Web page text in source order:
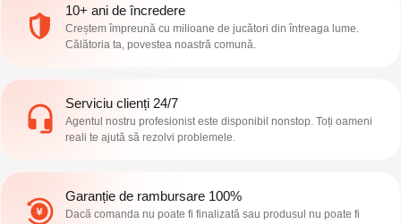
10+ ani de încredere
Creștem împreună cu milioane de jucători din întreaga lume.
Călătoria ta, povestea noastră comună.
Serviciu clienți 24/7
Agentul nostru profesionist este disponibil nonstop. Toți oameni
reali te ajută să rezolvi problemele.
Garanție de rambursare 100%
Dacă comanda nu poate fi finalizată sau produsul nu poate fi